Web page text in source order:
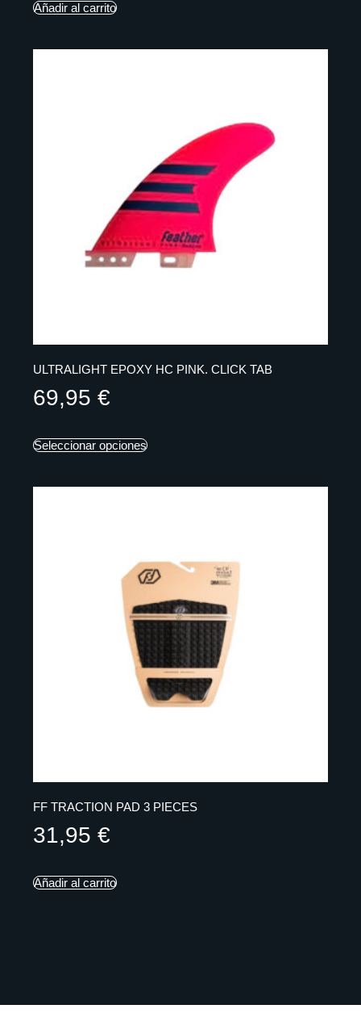
Añadir al carrito
ULTRALIGHT EPOXY HC PINK. CLICK TAB
69,95 €
Seleccionar opciones
FF TRACTION PAD 3 PIECES
31,95 €
Añadir al carrito